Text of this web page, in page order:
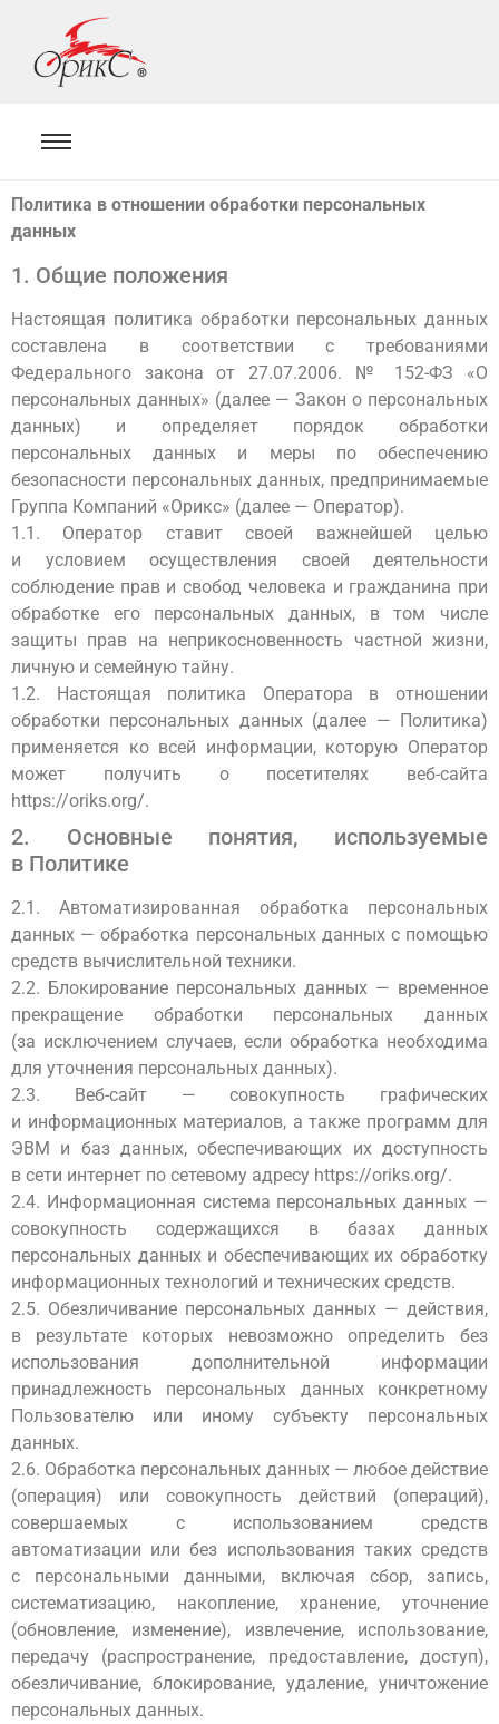
Политика в отношении обработки персональных
данных
1. Общие положения
Настоящая политика обработки персональных данных
составлена в соответствии с требованиями
Федерального закона от 27.07.2006. № 152-ФЗ «О
персональных данных» (далее — Закон о персональных
данных) и определяет порядок обработки
персональных данных и меры по обеспечению
безопасности персональных данных, предпринимаемые
Группа Компаний «Орикс» (далее — Оператор).
1.1. Оператор ставит своей важнейшей целью
и условием осуществления своей деятельности
соблюдение прав и свобод человека и гражданина при
обработке его персональных данных, в том числе
защиты прав на неприкосновенность частной жизни,
личную и семейную тайну.
1.2. Настоящая политика Оператора в отношении
обработки персональных данных (далее — Политика)
применяется ко всей информации, которую Оператор
может получить о посетителях веб-сайта
https://oriks.org/.
2. Основные понятия, используемые
в Политике
2.1. Автоматизированная обработка персональных
данных — обработка персональных данных с помощью
средств вычислительной техники.
2.2. Блокирование персональных данных — временное
прекращение обработки персональных данных
(за исключением случаев, если обработка необходима
для уточнения персональных данных).
2.3. Веб-сайт — совокупность графических
и информационных материалов, а также программ для
ЭВМ и баз данных, обеспечивающих их доступность
в сети интернет по сетевому адресу https://oriks.org/.
2.4. Информационная система персональных данных —
совокупность содержащихся в базах данных
персональных данных и обеспечивающих их обработку
информационных технологий и технических средств.
2.5. Обезличивание персональных данных — действия,
в результате которых невозможно определить без
использования дополнительной информации
принадлежность персональных данных конкретному
Пользователю или иному субъекту персональных
данных.
2.6. Обработка персональных данных — любое действие
(операция) или совокупность действий (операций),
совершаемых с использованием средств
автоматизации или без использования таких средств
с персональными данными, включая сбор, запись,
систематизацию, накопление, хранение, уточнение
(обновление, изменение), извлечение, использование,
передачу (распространение, предоставление, доступ),
обезличивание, блокирование, удаление, уничтожение
персональных данных.